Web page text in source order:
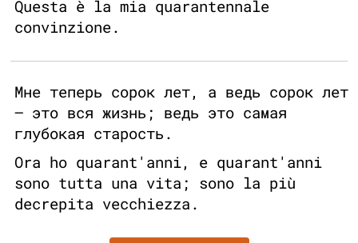
Questa è la mia quarantennale
convinzione.
Мне теперь сорок лет, а ведь сорок лет
— это вся жизнь; ведь это самая
глубокая старость.
Ora ho quarant'anni, e quarant'anni
sono tutta una vita; sono la più
decrepita vecchiezza.